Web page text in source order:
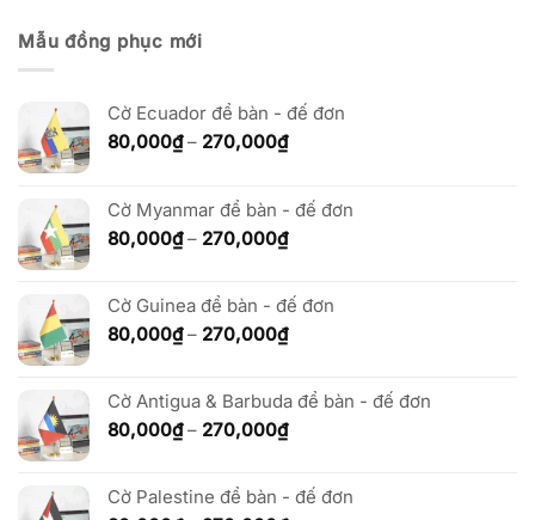
Mẫu đồng phục mới
Cờ Ecuador để bàn - đế đơn
80,000₫ – 270,000₫Khoảng
80,000₫
đến
270,000₫
Cờ Myanmar để bàn - đế đơn
80,000₫ – 270,000₫Khoảng
80,000₫
đến
270,000₫
Cờ Guinea để bàn - đế đơn
80,000₫ – 270,000₫Khoảng
80,000₫
đến
270,000₫
Cờ Antigua & Barbuda để bàn - đế đơn
80,000₫ – 270,000₫Khoảng
80,000₫
Cờ Palestine để bàn - đế đơn